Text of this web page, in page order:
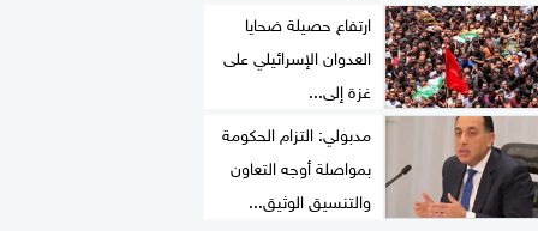
ارتفاع حصيلة ضحايا
العدوان الإسرائيلي على
غزة إلى...
مدبولي: التزام الحكومة
بمواصلة أوجه التعاون
والتنسيق الوثيق...